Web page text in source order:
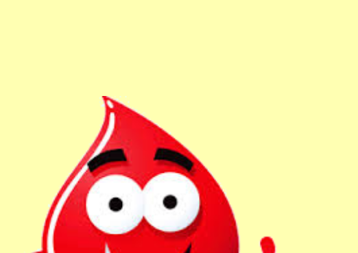
Office 365 Outlook Live